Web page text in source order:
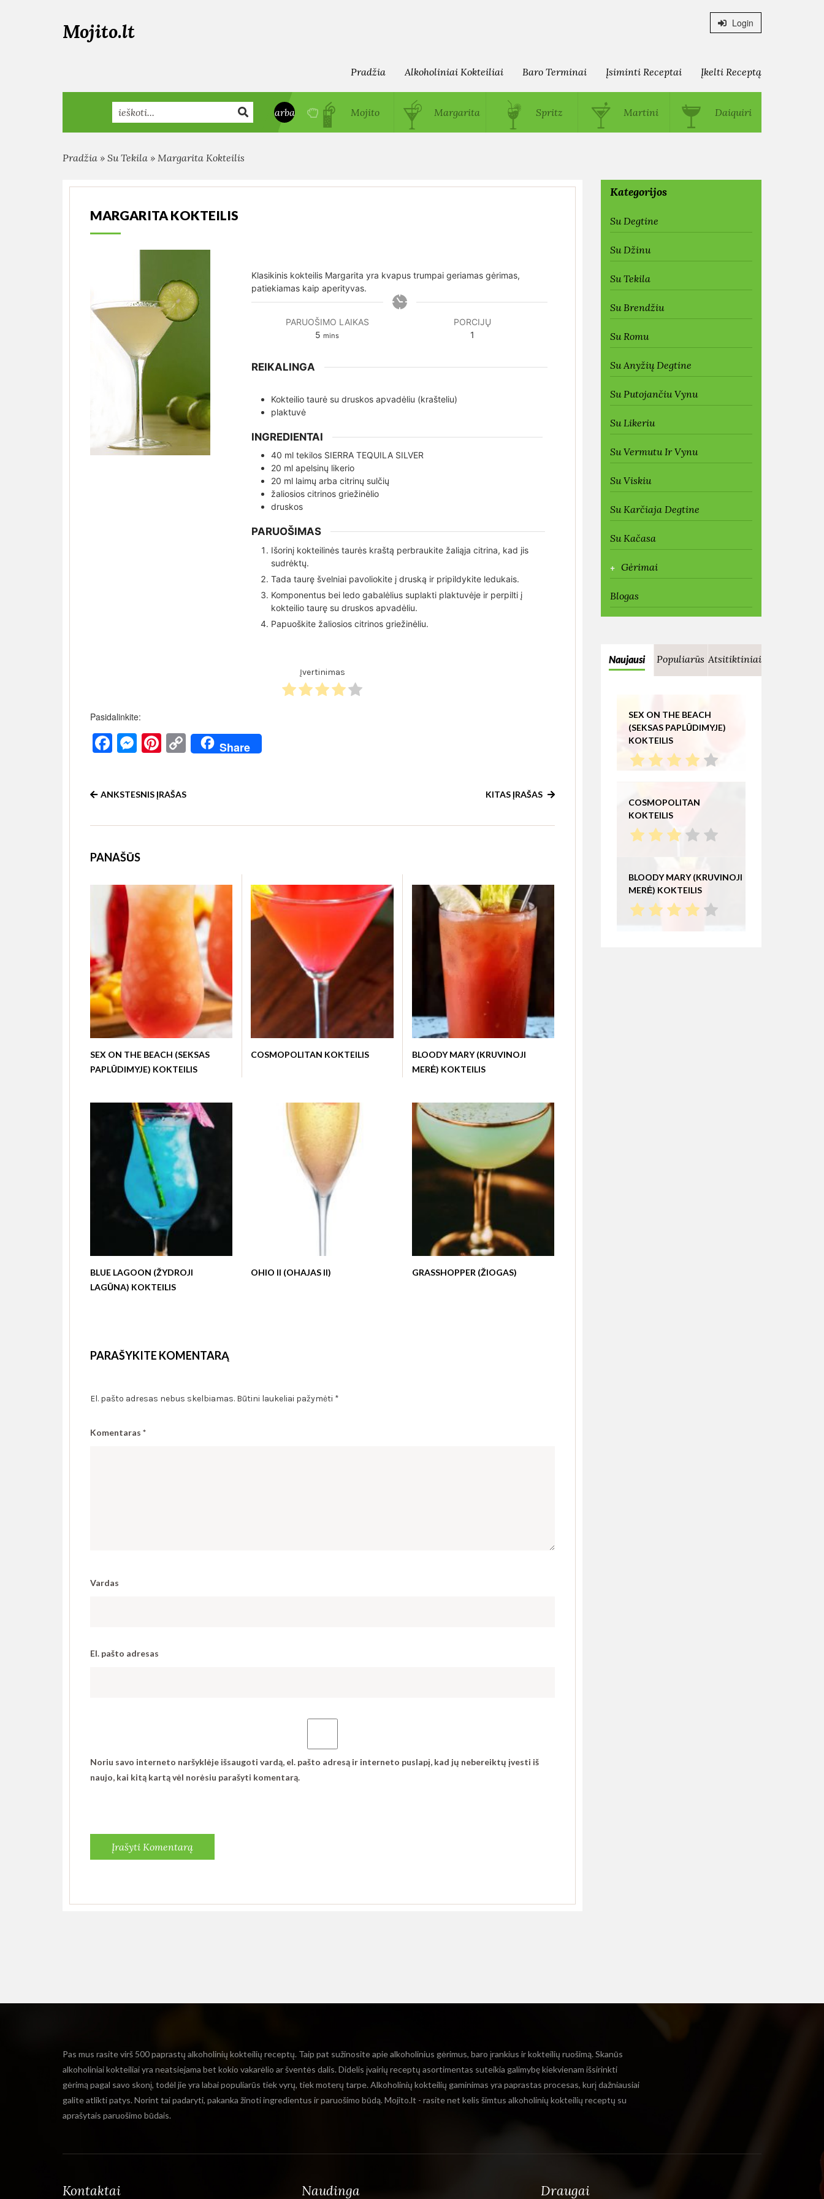
Mojito.lt Login
Pradžia Alkoholiniai Kokteiliai Baro Terminai Įsiminti Receptai Įkelti Receptą
arba Mojito Margarita Spritz Martini Daiquiri
Pradžia » Su Tekila » Margarita Kokteilis
MARGARITA KOKTEILIS
Klasikinis kokteilis Margarita yra kvapus trumpai geriamas gėrimas,
patiekiamas kaip aperityvas.
PARUOŠIMO LAIKAS
5 minutes
mins
PORCIJŲ
1
REIKALINGA
Kokteilio taurė su druskos apvadėliu (krašteliu)
plaktuvė
INGREDIENTAI
40 ml tekilos SIERRA TEQUILA SILVER
20 ml apelsinų likerio
20 ml laimų arba citrinų sulčių
žaliosios citrinos griežinėlio
druskos
PARUOŠIMAS
Išorinį kokteilinės taurės kraštą perbraukite žaliąja citrina, kad jis
sudrėktų.
Tada taurę švelniai pavoliokite į druską ir pripildykite ledukais.
Komponentus bei ledo gabalėlius suplakti plaktuvėje ir perpilti į
kokteilio taurę su druskos apvadėliu.
Papuoškite žaliosios citrinos griežinėliu.
Įvertinimas
Pasidalinkite:
Facebook
Messenger
Pinterest
Copy
Link
Share
ANKSTESNIS ĮRAŠAS KITAS ĮRAŠAS
PANAŠŪS
SEX ON THE BEACH (SEKSAS
PAPLŪDIMYJE) KOKTEILIS
COSMOPOLITAN KOKTEILIS
BLOODY MARY (KRUVINOJI
MERĖ) KOKTEILIS
BLUE LAGOON (ŽYDROJI
LAGŪNA) KOKTEILIS
OHIO II (OHAJAS II) GRASSHOPPER (ŽIOGAS)
PARAŠYKITE KOMENTARĄ
El. pašto adresas nebus skelbiamas. Būtini laukeliai pažymėti *
Komentaras *
Vardas
El. pašto adresas
Noriu savo interneto naršyklėje išsaugoti vardą, el. pašto adresą ir interneto puslapį, kad jų nebereiktų įvesti iš
naujo, kai kitą kartą vėl norėsiu parašyti komentarą.
Kategorijos
Su Degtine
Su Džinu
Su Tekila
Su Brendžiu
Su Romu
Su Anyžių Degtine
Su Putojančiu Vynu
Su Likeriu
Su Vermutu Ir Vynu
Su Viskiu
Su Karčiaja Degtine
Su Kačasa
+ Gėrimai
Blogas
Naujausi Populiarūs Atsitiktiniai
SEX ON THE BEACH
(SEKSAS PAPLŪDIMYJE)
KOKTEILIS
COSMOPOLITAN
KOKTEILIS
BLOODY MARY (KRUVINOJI
MERĖ) KOKTEILIS
Pas mus rasite virš 500 paprastų alkoholinių kokteilių receptų. Taip pat sužinosite apie alkoholinius gėrimus, baro įrankius ir kokteilių ruošimą. Skanūs
alkoholiniai kokteiliai yra neatsiejama bet kokio vakarėlio ar šventės dalis. Didelis įvairių receptų asortimentas suteikia galimybę kiekvienam išsirinkti
gėrimą pagal savo skonį, todėl jie yra labai populiarūs tiek vyrų, tiek moterų tarpe. Alkoholinių kokteilių gaminimas yra paprastas procesas, kurį dažniausiai
galite atlikti patys. Norint tai padaryti, pakanka žinoti ingredientus ir paruošimo būdą. Mojito.lt - rasite net kelis šimtus alkoholinių kokteilių receptų su
aprašytais paruošimo būdais.
Kontaktai Naudinga Draugai